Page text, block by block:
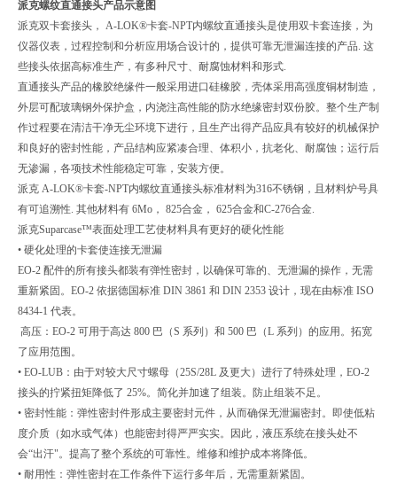
派克螺纹直通接头产品示意图
派克双卡套接头， A-LOK®卡套-NPT内螺纹直通接头是使用双卡套连接，为
仪器仪表，过程控制和分析应用场合设计的，提供可靠无泄漏连接的产品. 这
些接头依据高标准生产，有多种尺寸、耐腐蚀材料和形式.
直通接头产品的橡胶绝缘件一般采用进口硅橡胶，壳体采用高强度铜材制造，
外层可配玻璃钢外保护盒，内浇注高性能的防水绝缘密封双份胶。整个生产制
作过程要在清洁干净无尘环境下进行，且生产出得产品应具有较好的机械保护
和良好的密封性能，产品结构应紧凑合理、体积小，抗老化、耐腐蚀；运行后
无渗漏，各项技术性能稳定可靠，安装方便。
派克 A-LOK®卡套-NPT内螺纹直通接头标准材料为316不锈钢，且材料炉号具
有可追溯性. 其他材料有 6Mo， 825合金， 625合金和C-276合金.
派克Suparcase™表面处理工艺使材料具有更好的硬化性能
• 硬化处理的卡套使连接无泄漏
EO-2 配件的所有接头都装有弹性密封，以确保可靠的、无泄漏的操作，无需
重新紧固。EO-2 依据德国标准 DIN 3861 和 DIN 2353 设计，现在由标准 ISO
8434-1 代表。
高压：EO-2 可用于高达 800 巴（S 系列）和 500 巴（L 系列）的应用。拓宽
了应用范围。
• EO-LUB：由于对较大尺寸螺母（25S/28L 及更大）进行了特殊处理，EO-2
接头的拧紧扭矩降低了 25%。简化并加速了组装。防止组装不足。
• 密封性能：弹性密封件形成主要密封元件，从而确保无泄漏密封。即使低粘
度介质（如水或气体）也能密封得严严实实。因此，液压系统在接头处不
会“出汗"。提高了整个系统的可靠性。维修和维护成本将降低。
• 耐用性：弹性密封在工作条件下运行多年后，无需重新紧固。